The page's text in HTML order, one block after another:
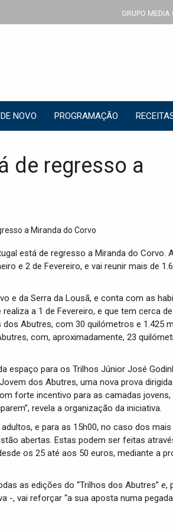
GRUPO MEDIA
NOVO PROGRAMAÇÃO
de regresso a
está de regresso a Miranda do Corvo.
e 2 de Fevereiro, e vai reunir mais de
e da Serra da Lousã, e conta com as
a 1 de Fevereiro, e que tem cerca
Abutres, com 30 quilómetros e 1.425
com, aproximadamente, 23
espaço para os Trilhos Júnior José
dos Abutres, uma nova prova
forte incentivo para as camadas jovens,
revela a organização da iniciativa.
e para as 15h00, no caso dos mais
abertas. Estas podem ser feitas
os 25 até aos 50 euros, mediante a
as edições do “Trilhos dos Abutres” e,
-, vai reforçar “a sua aposta numa